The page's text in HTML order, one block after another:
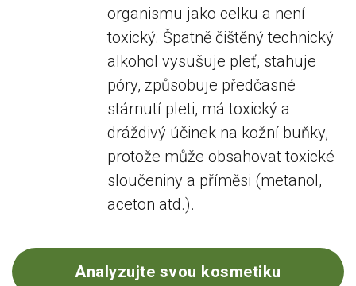
organismu jako celku a není
toxický. Špatně čištěný technický
alkohol vysušuje pleť, stahuje
póry, způsobuje předčasné
stárnutí pleti, má toxický a
dráždivý účinek na kožní buňky,
protože může obsahovat toxické
sloučeniny a příměsi (metanol,
aceton atd.).
Analyzujte svou kosmetiku